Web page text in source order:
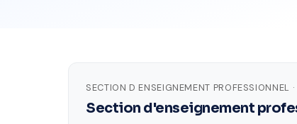
SECTION D ENSEIGNEMENT PROFESSIONNEL
Section d'enseignement